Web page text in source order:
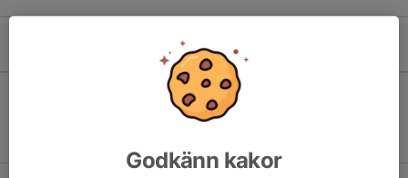
Kommande aktiviteter
Inga aktiviteter inbokade
Godkänn kakor